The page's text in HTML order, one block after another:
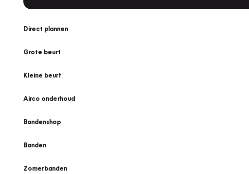
Direct plannen
Grote beurt
Kleine beurt
Airco onderhoud
Bandenshop
Banden
Zomerbanden